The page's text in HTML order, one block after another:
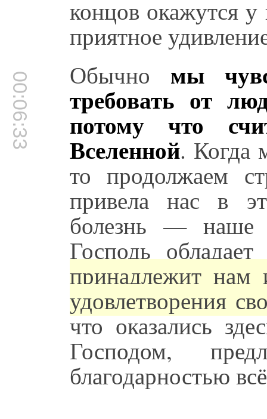
концов окажутся
приятное
00:06:33 Обычно мы
требовать от
потому что
Вселенной. Когда
то продолжаем
привела нас в
болезнь — наше
Господь
принадлежит нам
удовлетворения
что оказались
Господом,
благодарностью